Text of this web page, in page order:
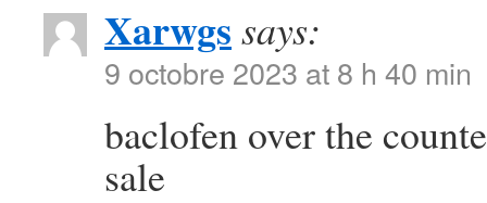
Xarwgs says:
9 octobre 2023 at 8 h 40 min
baclofen over the
sale